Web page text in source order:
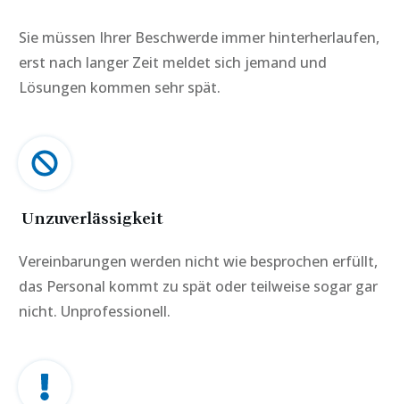
Sie müssen Ihrer Beschwerde immer hinterherlaufen,
erst nach langer Zeit meldet sich jemand und
Lösungen kommen sehr spät.
Unzuverlässigkeit
Vereinbarungen werden nicht wie besprochen erfüllt,
das Personal kommt zu spät oder teilweise sogar gar
nicht. Unprofessionell.